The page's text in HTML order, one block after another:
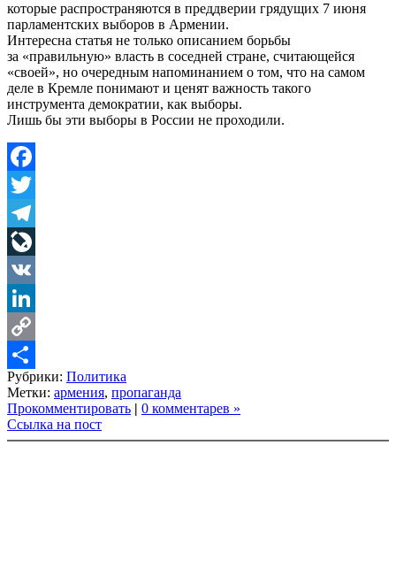
которые распространяются в преддверии грядущих 7 июня
парламентских выборов в Армении.
Интересна статья не только описанием борьбы
за «правильную» власть в соседней стране, считающейся
«своей», но очередным напоминанием о том, что на самом
деле в Кремле понимают и ценят важность такого
инструмента демократии, как выборы.
Лишь бы эти выборы в России не проходили.
Facebook
Twitter
Telegram
LiveJournal
VK
LinkedIn
Copy
Link
Share
Рубрики: Политика
Метки: армения, пропаганда
Прокомментировать | 0 комментарев »
Ссылка на пост